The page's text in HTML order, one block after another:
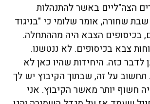
הצה"ליים באשר להתנהלות
שחורה, אומר שלומי כי "בניגוד
בכיסופים הצבא היה מההתחלה.
צבא בכיסופים. לא ננטשנו.
לדבר כזה. היחידות שהיו כאן לא
תחשוב על זה, שבתוך הקיבוץ יש לך
חשוף יותר מאשר הקיבוץ. אני